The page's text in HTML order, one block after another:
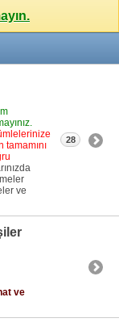
tamamını
ve
28
ve